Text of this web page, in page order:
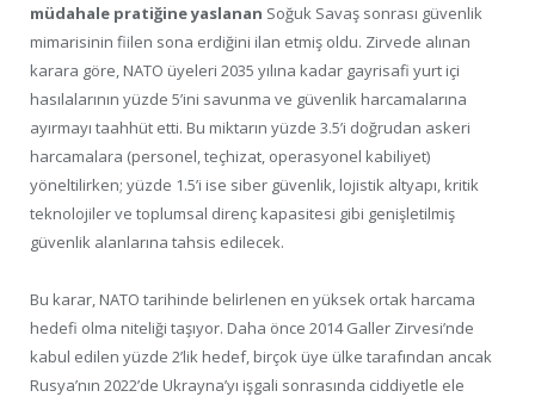
müdahale pratiğine yaslanan Soğuk Savaş sonrası güvenlik
mimarisinin fiilen sona erdiğini ilan etmiş oldu. Zirvede alınan
karara göre, NATO üyeleri 2035 yılına kadar gayrisafi yurt içi
hasılalarının yüzde 5’ini savunma ve güvenlik harcamalarına
ayırmayı taahhüt etti. Bu miktarın yüzde 3.5’i doğrudan askeri
harcamalara (personel, teçhizat, operasyonel kabiliyet)
yöneltilirken; yüzde 1.5’i ise siber güvenlik, lojistik altyapı, kritik
teknolojiler ve toplumsal direnç kapasitesi gibi genişletilmiş
güvenlik alanlarına tahsis edilecek.
Bu karar, NATO tarihinde belirlenen en yüksek ortak harcama
hedefi olma niteliği taşıyor. Daha önce 2014 Galler Zirvesi’nde
kabul edilen yüzde 2’lik hedef, birçok üye ülke tarafından ancak
Rusya’nın 2022’de Ukrayna’yı işgali sonrasında ciddiyetle ele